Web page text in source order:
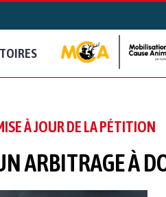
À JOUR DE LA PÉTITION
ARBITRAGE À